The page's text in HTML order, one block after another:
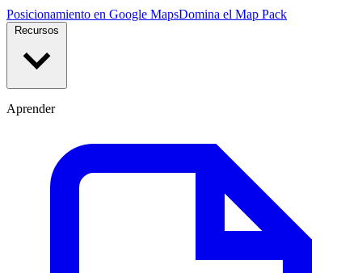
Posicionamiento en Google MapsDomina el Map Pack
Aprender